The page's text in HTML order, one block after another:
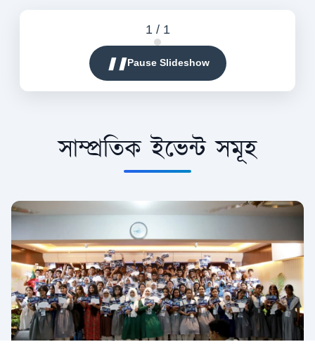
1 / 1
❚❚Pause Slideshow
সাম্প্রতিক ইভেন্ট সমূহ